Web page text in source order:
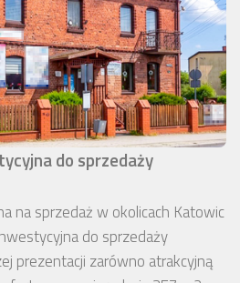
do sprzedaży
na sprzedaż w okolicach Katowic
do sprzedaży
prezentacji zarówno atrakcyjną